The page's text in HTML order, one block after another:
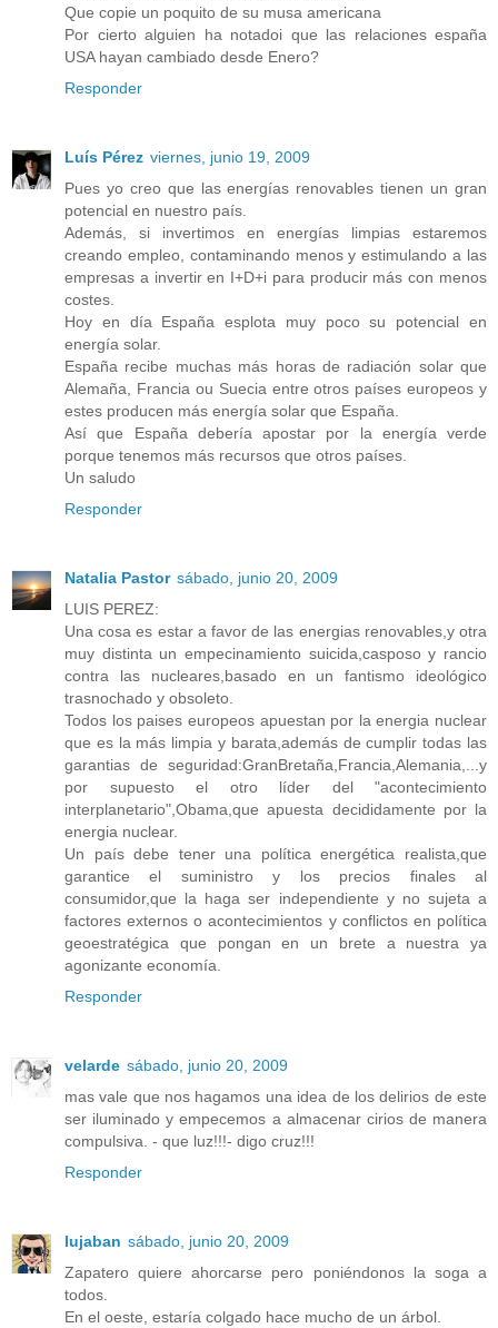
Que copie un poquito de su musa americana
Por cierto alguien ha notadoi que las relaciones españa
USA hayan cambiado desde Enero?
Responder
Luís Pérez viernes, junio 19, 2009
Pues yo creo que las energías renovables tienen un gran
potencial en nuestro país.
Además, si invertimos en energías limpias estaremos
creando empleo, contaminando menos y estimulando a las
empresas a invertir en I+D+i para producir más con menos
costes.
Hoy en día España esplota muy poco su potencial en
energía solar.
España recibe muchas más horas de radiación solar que
Alemaña, Francia ou Suecia entre otros países europeos y
estes producen más energía solar que España.
Así que España debería apostar por la energía verde
porque tenemos más recursos que otros países.
Un saludo
Responder
Natalia Pastor sábado, junio 20, 2009
LUIS PEREZ:
Una cosa es estar a favor de las energias renovables,y otra
muy distinta un empecinamiento suicida,casposo y rancio
contra las nucleares,basado en un fantismo ideológico
trasnochado y obsoleto.
Todos los paises europeos apuestan por la energia nuclear
que es la más limpia y barata,además de cumplir todas las
garantias de seguridad:GranBretaña,Francia,Alemania,...y
por supuesto el otro líder del "acontecimiento
interplanetario",Obama,que apuesta decididamente por la
energia nuclear.
Un país debe tener una política energética realista,que
garantice el suministro y los precios finales al
consumidor,que la haga ser independiente y no sujeta a
factores externos o acontecimientos y conflictos en política
geoestratégica que pongan en un brete a nuestra ya
agonizante economía.
Responder
velarde sábado, junio 20, 2009
mas vale que nos hagamos una idea de los delirios de este
ser iluminado y empecemos a almacenar cirios de manera
compulsiva. - que luz!!!- digo cruz!!!
Responder
lujaban sábado, junio 20, 2009
Zapatero quiere ahorcarse pero poniéndonos la soga a
todos.
En el oeste, estaría colgado hace mucho de un árbol.